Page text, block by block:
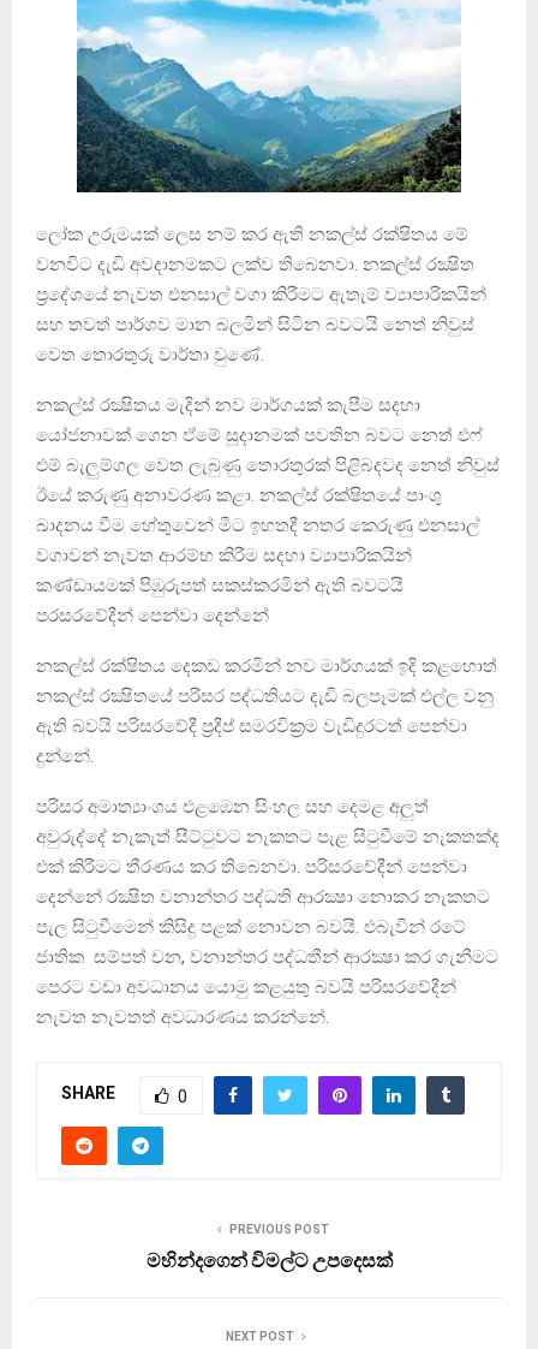
ලෝක උරුමයක් ලෙස නම් කර ඇති නකල්ස් රක්ෂිතය මේ
වනවිට දැඩි අවදානමකට ලක්ව තිබෙනවා. නකල්ස් රක්‍ෂිත
ප්‍රදේශයේ නැවත එනසාල් වගා කිරීමට ඇතැම් ව්‍යාපාරිකයින්
සහ තවත් පාර්ශව මාන බලමින් සිටින බවටයි නෙත් නිවුස්
වෙත තොරතුරු වාර්තා වුණේ.
නකල්ස් රක්‍ෂිතය මැදින් නව මාර්ගයක් කැපීම සදහා
යෝජනාවක් ගෙන ඒමේ සූදානමක් පවතින බවට නෙත් එෆ්
එම් බැලුම්ගල වෙත ලැබුණු තොරතුරක් පිළිබදවද නෙත් නිවුස්
ඊයේ කරුණු අනාවරණ කළා. නකල්ස් රක්ෂිතයේ පාංශු
ඛාදනය වීම හේතුවෙන් මීට ඉහතදී නතර කෙරුණු එනසාල්
වගාවන් නැවත ආරම්භ කිරීම සදහා ව්‍යාපාරිකයින්
කණ්ඩායමක් පිඹුරුපත් සකස්කරමින් ඇති බවටයි
පරසරවේදීන් පෙන්වා දෙන්නේ
නකල්ස් රක්ෂිතය දෙකඩ කරමින් නව මාර්ගයක් ඉදි කළහොත්
නකල්ස් රක්‍ෂිතයේ පරිසර පද්ධතියට දැඩි බලපෑමක් එල්ල වනු
ඇති බවයි පරිසරවේදී ප්‍රදීප් සමරවික්‍රම වැඩිදුරටත් පෙන්වා
දුන්නේ.
පරිසර අමාත්‍යාංශය එළඹෙන සිංහල සහ දෙමළ අලුත්
අවුරුද්දේ නැකැත් සීට්ටුවට නැකතට පැළ සිටුවීමේ නැකතක්ද
එක් කිරීමට තීරණය කර තිබෙනවා. පරිසරවේදීන් පෙන්වා
දෙන්නේ රක්‍ෂිත වනාන්තර පද්ධති ආරක්‍ෂා නොකර නැකතට
පැල සිටුවීමෙන් කිසිදු පළක් නොවන බවයි. එබැවින් රටේ
ජාතික සම්පත් වන, වනාන්තර පද්ධතීන් ආරක්‍ෂා කර ගැනීමට
පෙරට වඩා අවධානය යොමු කළයුතු බවයි පරිසරවේදීන්
නැවත නැවතත් අවධාරණය කරන්නේ.
SHARE 0
PREVIOUS POST
මහින්දගෙන් විමල්ට උපදෙසක්
NEXT POST